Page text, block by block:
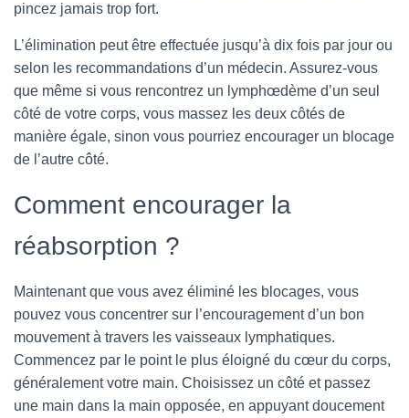
pincez jamais trop fort.
L’élimination peut être effectuée jusqu’à dix fois par jour ou
selon les recommandations d’un médecin. Assurez-vous
que même si vous rencontrez un lymphœdème d’un seul
côté de votre corps, vous massez les deux côtés de
manière égale, sinon vous pourriez encourager un blocage
de l’autre côté.
Comment encourager la
réabsorption ?
Maintenant que vous avez éliminé les blocages, vous
pouvez vous concentrer sur l’encouragement d’un bon
mouvement à travers les vaisseaux lymphatiques.
Commencez par le point le plus éloigné du cœur du corps,
généralement votre main. Choisissez un côté et passez
une main dans la main opposée, en appuyant doucement